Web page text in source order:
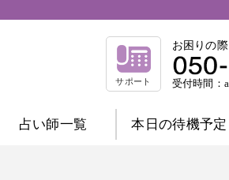
サポート
お困りの
受付時間：
占い師一覧 本日の待機予定